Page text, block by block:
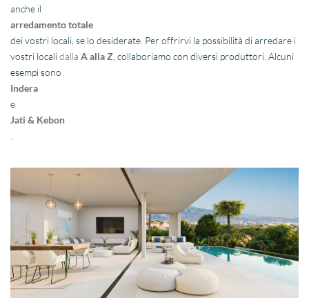
anche il
arredamento totale
dei vostri locali, se lo desiderate. Per offrirvi la possibilità di arredare i
vostri localidallaA alla Z , collaboriamo con diversi produttori. Alcuni
esempi sono
Indera
e
Jati & Kebon